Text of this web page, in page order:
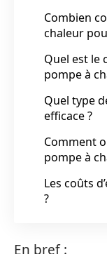
Combien
chaleur
Quel est le
pompe à
Quel type
efficace ?
Comment
pompe à
Les coûts
?
En bref :